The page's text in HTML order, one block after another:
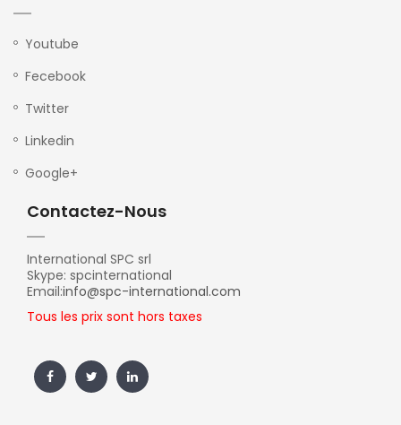
Youtube
Fecebook
Twitter
Linkedin
Google+
Contactez-Nous
International SPC srl
Skype: spcinternational
Email:info@spc-international.com
Tous les prix sont hors taxes